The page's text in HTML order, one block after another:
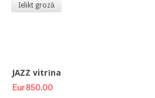
Ielikt grozā
JAZZ vitrīna
Eur 850,00